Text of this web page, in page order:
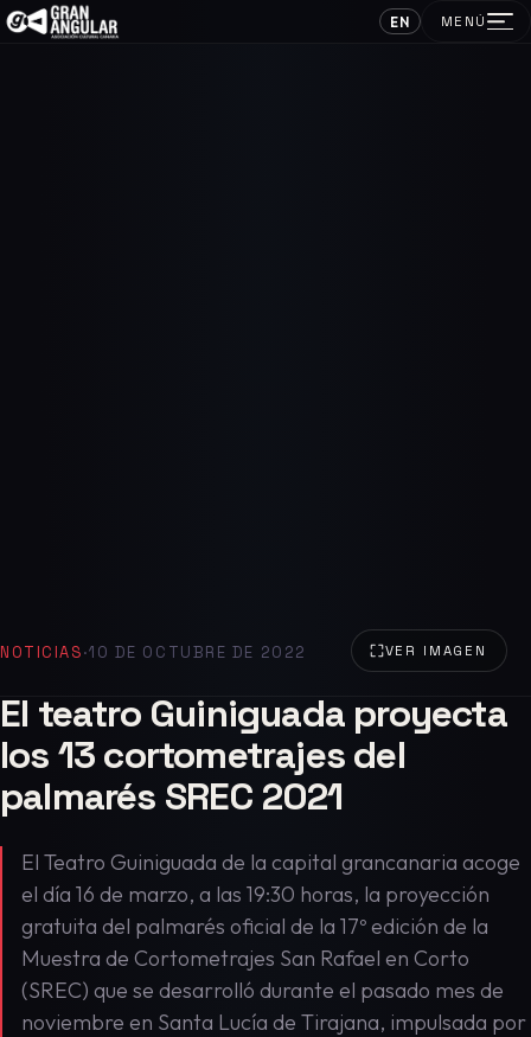
EN MENÚ
VER IMAGEN
NOTICIAS·10 DE OCTUBRE DE 2022
El teatro Guiniguada proyecta
los 13 cortometrajes del
palmarés SREC 2021
El Teatro Guiniguada de la capital grancanaria acoge
el día 16 de marzo, a las 19:30 horas, la proyección
gratuita del palmarés oficial de la 17º edición de la
Muestra de Cortometrajes San Rafael en Corto
(SREC) que se desarrolló durante el pasado mes de
noviembre en Santa Lucía de Tirajana, impulsada por